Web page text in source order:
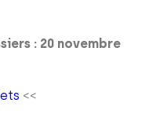
: 20 novembre
<<